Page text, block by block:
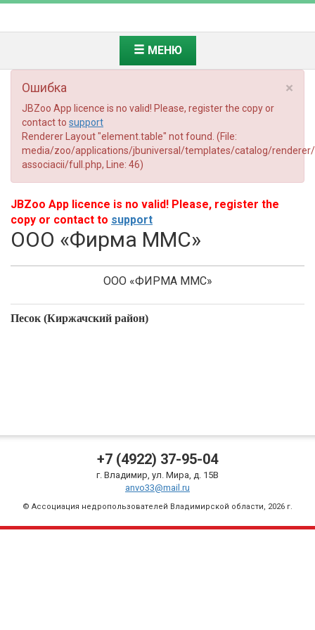
МЕНЮ
×
Ошибка
JBZoo App licence is no valid! Please, register the copy or
contact to support
Renderer Layout "element.table" not found. (File:
media/zoo/applications/jbuniversal/templates/catalog/
associacii/full.php, Line: 46)
JBZoo App licence is no valid! Please, register the
copy or contact to support
ООО «Фирма ММС»
ООО «ФИРМА ММС»
Песок (Киржачский район)
+7 (4922) 37-95-04
г. Владимир, ул. Мира, д. 15В
anvo33@mail.ru
© Ассоциация недропользователей Владимирской области, 2026 г.